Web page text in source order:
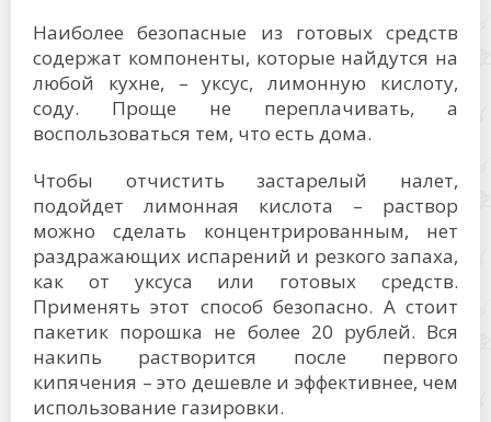
Наиболее безопасные из готовых средств
содержат компоненты, которые найдутся на
любой кухне, – уксус, лимонную кислоту,
соду. Проще не переплачивать, а
воспользоваться тем, что есть дома.
Чтобы отчистить застарелый налет,
подойдет лимонная кислота – раствор
можно сделать концентрированным, нет
раздражающих испарений и резкого запаха,
как от уксуса или готовых средств.
Применять этот способ безопасно. А стоит
пакетик порошка не более 20 рублей. Вся
накипь растворится после первого
кипячения – это дешевле и эффективнее, чем
использование газировки.